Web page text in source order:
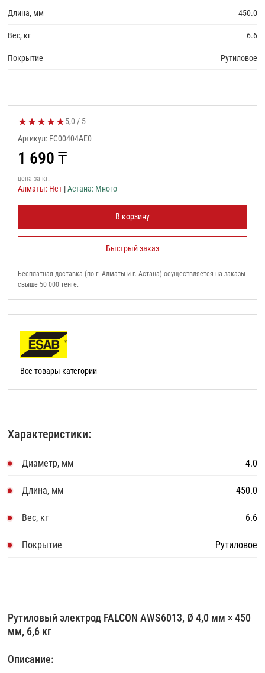
Длина, мм 450.0
Вес, кг 6.6
Покрытие Рутиловое
Рутиловый электрод FALCON AWS6013, Ø 4,0 мм × 450
мм, 6,6 кг
Описание:
Характеристики:
Диаметр, мм 4.0
Длина, мм 450.0
Вес, кг 6.6
Покрытие Рутиловое
★★★★★Оценка товара:
5,0 / 5
Артикул: FC00404AE0
1 690 ₸
цена за кг.
Алматы: Нет |Астана: Много
В корзину
Быстрый заказ
Бесплатная доставка (по г. Алматы и г. Астана) осуществляется на заказы
свыше 50 000 тенге.
Все товары категории